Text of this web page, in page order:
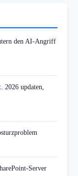
den AI-Angriff
updaten,
Server